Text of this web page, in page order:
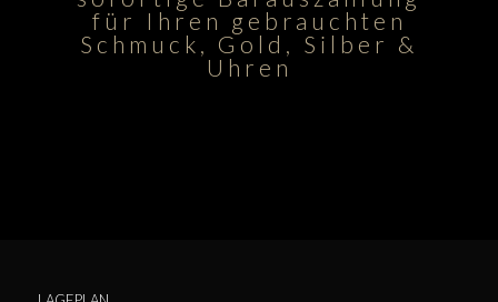
für Ihren gebrauchten
Schmuck, Gold, Silber &
Uhren